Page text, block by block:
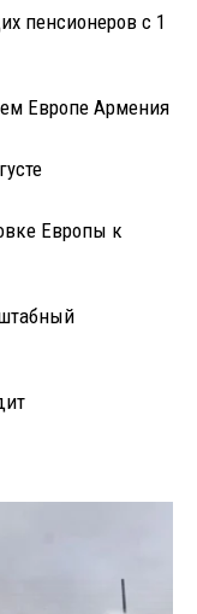
пенсионеров с 1
Европе Армения
Европы к